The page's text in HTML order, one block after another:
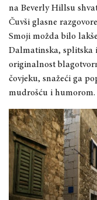
na Beverly Hillsu
Čuvši glasne
Smoji možda bilo
Dalmatinska, splitska
originalnost
čovjeku, snažeći ga
mudrošću i humorom.